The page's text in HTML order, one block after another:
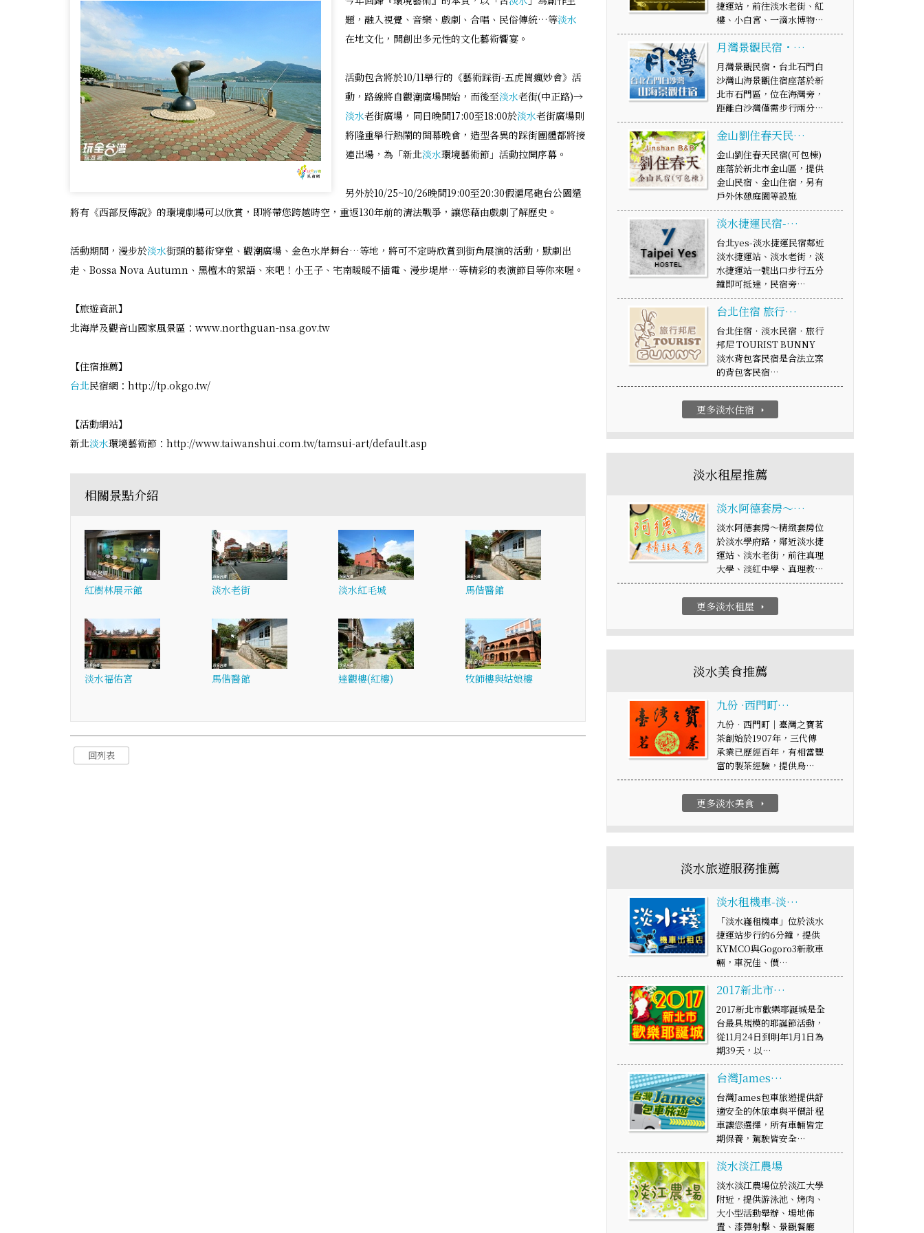
題，融入視覺、音樂、戲劇、合唱、民俗傳統…等淡水
在地文化，開創出多元性的文化藝術饗宴。
活動包含將於10/11舉行的《藝術踩街-五虎崗瘋妙會》活
動，路線將自觀潮廣場開始，而後至淡水老街(中正路)→
淡水老街廣場，同日晚間17:00至18:00於淡水老街廣場則
將隆重舉行熱鬧的開幕晚會，造型各異的踩街團體都將接
連出場，為「新北淡水環境藝術節」活動拉開序幕。
另外於10/25~10/26晚間19:00至20:30假滬尾砲台公園還
將有《西部反傳說》的環境劇場可以欣賞，即將帶您跨越時空，重返130年前的清法戰爭，讓您藉由戲劇了解歷史。
活動期間，漫步於淡水街頭的藝術穿堂、觀潮廣場、金色水岸舞台…等地，將可不定時欣賞到街角展演的活動，默劇出
走、Bossa Nova Autumn、黑檀木的絮語、來吧！小王子、宅南暖暖不插電、漫步堤岸…等精彩的表演節目等你來喔。
【旅遊資訊】
北海岸及觀音山國家風景區：www.northguan-nsa.gov.tw
【住宿推薦】
台北民宿網：http://tp.okgo.tw/
【活動網站】
新北淡水環境藝術節：http://www.taiwanshui.com.tw/tamsui-art/default.asp
相關景點介紹
紅樹林展示館 淡水老街 淡水紅毛城 馬偕醫館
淡水福佑宮 馬偕醫館 達觀樓(紅樓) 牧師樓與姑娘樓
回列表
捷運站，前往淡水老街、紅
樓、小白宮、一滴水博物…
月灣景觀民宿・…
月灣景觀民宿・台北石門白
沙灣山海景觀住宿座落於新
北市石門區，位在海灣旁，
距離白沙灣僅需步行兩分…
金山劉住春天民…
金山劉住春天民宿(可包棟)
座落於新北市金山區，提供
金山民宿、金山住宿，另有
戶外休憩庭園等設施
淡水捷運民宿-…
台北yes-淡水捷運民宿鄰近
淡水捷運站、淡水老街，淡
水捷運站一號出口步行五分
鐘即可抵達，民宿旁…
台北住宿 旅行…
台北住宿‧淡水民宿‧旅行
邦尼 TOURIST BUNNY
淡水背包客民宿是合法立案
的背包客民宿…
更多淡水住宿 arrow_right
淡水租屋推薦
淡水阿德套房～…
淡水阿德套房～精緻套房位
於淡水學府路，鄰近淡水捷
運站、淡水老街，前往真理
大學、淡紅中學、真理教…
更多淡水租屋 arrow_right
淡水美食推薦
九份 ·西門町…
九份．西門町｜臺灣之寶茗
茶創始於1907年，三代傳
承業已歷經百年，有相當豐
富的製茶經驗，提供烏…
更多淡水美食 arrow_right
淡水旅遊服務推薦
淡水租機車-淡…
「淡水嶘租機車」位於淡水
捷運站步行約6分鐘，提供
KYMCO與Gogoro3新款車
輛，車況佳、價…
2017新北市…
2017新北市歡樂耶誕城是全
台最具規模的耶誕節活動，
從11月24日到明年1月1日為
期39天，以…
台灣James…
台灣James包車旅遊提供舒
適安全的休旅車與平價計程
車讓您選擇，所有車輛皆定
期保養，駕駛皆安全…
淡水淡江農場
淡水淡江農場位於淡江大學
附近，提供游泳池、烤肉、
大小型活動舉辦、場地佈
置、漆彈射擊、景觀餐廳